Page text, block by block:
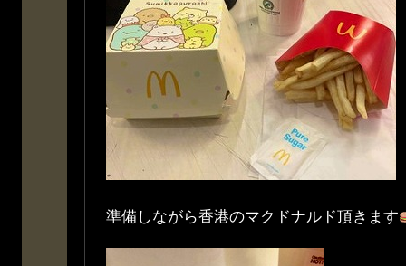
準備しながら香港のマクドナルド頂きます